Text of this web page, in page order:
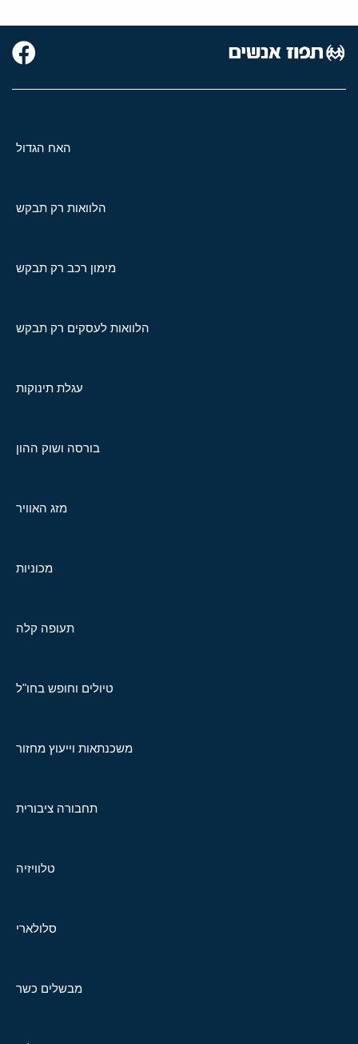
האח הגדול
הלוואות רק תבקש
מימון רכב רק תבקש
הלוואות לעסקים רק תבקש
עגלת תינוקות
בורסה ושוק ההון
מזג האוויר
מכוניות
תעופה קלה
טיולים וחופש בחו"ל
משכנתאות וייעוץ מחזור
תחבורה ציבורית
טלוויזיה
סלולארי
מבשלים כשר